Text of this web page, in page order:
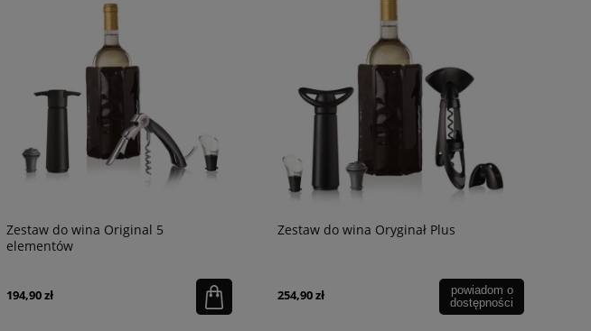
Zestaw do wina Original 5
elementów
194,90 zł
Zestaw do wina Oryginał Plus
254,90 zł
powiadom o
dostępności